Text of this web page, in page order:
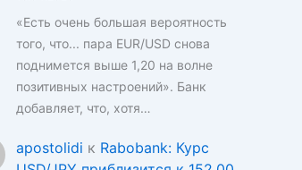
«Есть очень большая вероятность
того, что... пара EUR/USD снова
поднимется выше 1,20 на волне
позитивных настроений». Банк
добавляет, что, хотя…
apostolidi к Rabobank: Курс